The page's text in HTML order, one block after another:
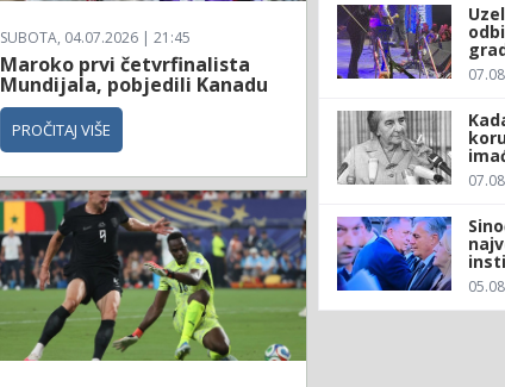
SUBOTA, 04.07.2026 | 21:45
Maroko prvi četvrfinalista
Mundijala, pobjedili Kanadu
PROČITAJ VIŠE